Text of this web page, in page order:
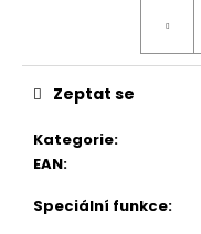
Kategorie:
EAN:
Speciální funkce:
Zeptat se
D
o
p
o